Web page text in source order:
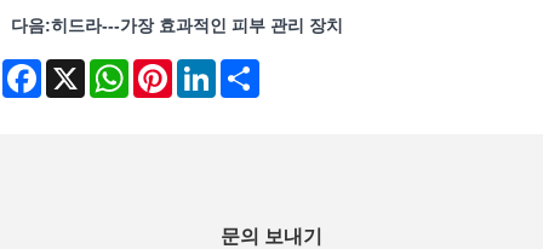
다음:히드라---가장 효과적인 피부 관리 장치
Facebook
X WhatsAppPinterestLinkedIn
문의 보내기